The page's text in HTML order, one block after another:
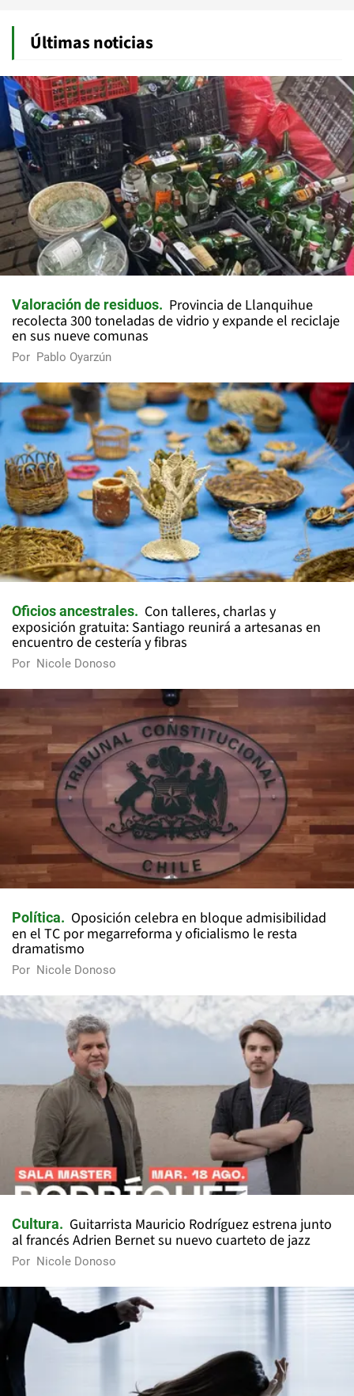
Últimas noticias
Valoración de residuos
Provincia de Llanquihue
recolecta 300 toneladas de vidrio y expande el reciclaje
en sus nueve comunas
Por Pablo Oyarzún
Oficios ancestrales
Con talleres, charlas y
exposición gratuita: Santiago reunirá a artesanas en
encuentro de cestería y fibras
Por Nicole Donoso
Política
Oposición celebra en bloque admisibilidad
en el TC por megarreforma y oficialismo le resta
dramatismo
Por Nicole Donoso
Cultura
Guitarrista Mauricio Rodríguez estrena junto
al francés Adrien Bernet su nuevo cuarteto de jazz
Por Nicole Donoso